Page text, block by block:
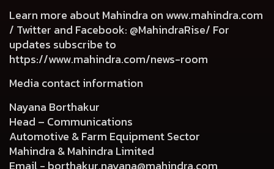
Learn more about Mahindra on www.mahindra.com
/ Twitter and Facebook: @MahindraRise/ For
updates subscribe to
https://www.mahindra.com/news-room
Media contact information
Nayana Borthakur
Head – Communications
Automotive & Farm Equipment Sector
Mahindra & Mahindra Limited
Email - borthakur.nayana@mahindra.com